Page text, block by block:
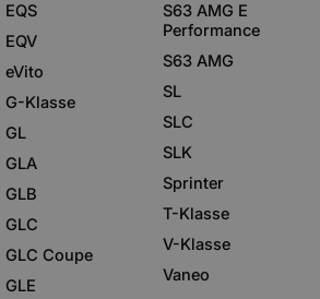
EQS
EQV
eVito
G-Klasse
GL
GLA
GLB
GLC
GLC Coupe
GLE
S63 AMG E
Performance
S63 AMG
SL
SLC
SLK
Sprinter
T-Klasse
V-Klasse
Vaneo